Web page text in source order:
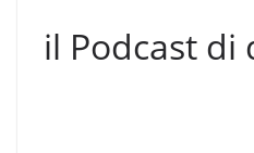
il Podcast di